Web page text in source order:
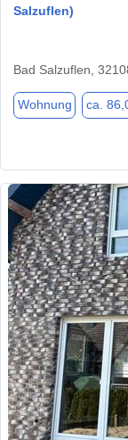
Salzuflen)
Bad Salzuflen,
Wohnung ca.